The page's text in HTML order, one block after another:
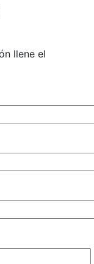
llene el